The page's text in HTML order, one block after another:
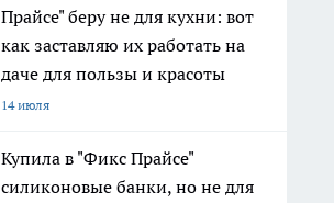
Прайсе" беру не для кухни: вот
как заставляю их работать на
даче для пользы и красоты
14 июля
Купила в "Фикс Прайсе"
силиконовые банки, но не для